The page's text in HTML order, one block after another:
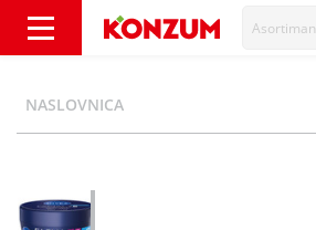
Asortiman
NASLOVNICA